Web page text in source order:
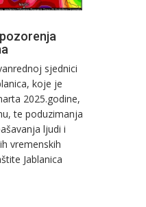
sjednici
koje je
2025.godine,
te poduzimanja
ljudi i
vremenskih
Jablanica